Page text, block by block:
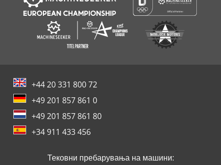
+44 20 331 800 72
+49 201 857 861 0
+49 201 857 861 80
+34 911 433 456
Тековни пребарувања на машини: